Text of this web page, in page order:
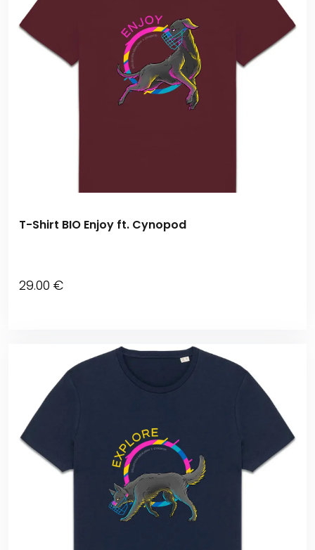
T-Shirt BIO Enjoy ft. Cynopod
29.00 €